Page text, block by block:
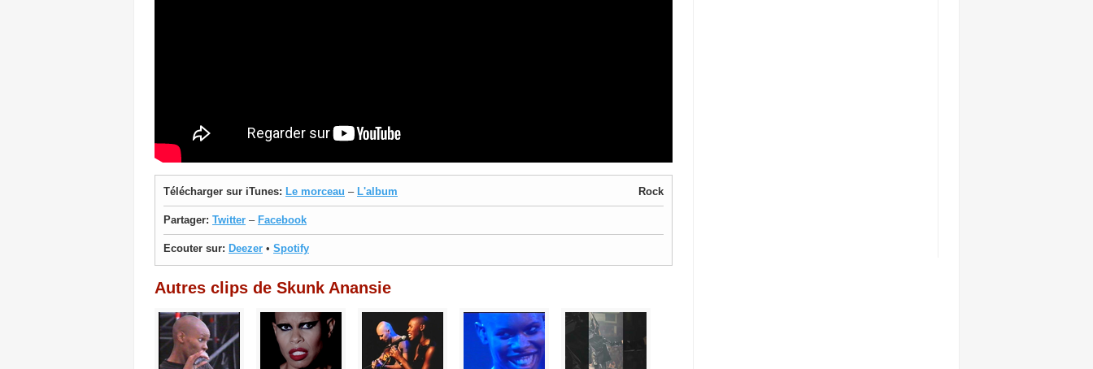
Rock
Télécharger sur iTunes: Le morceau – L'album
Partager: Twitter – Facebook
Ecouter sur: Deezer • Spotify
Autres clips de Skunk Anansie